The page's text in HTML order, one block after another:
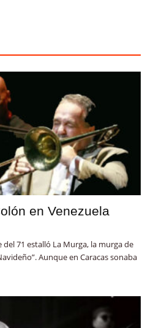
en Venezuela
del 71 estalló La Murga, la murga de
Aunque en Caracas sonaba